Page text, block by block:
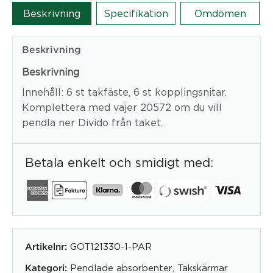
Beskrivning Specifikation Omdömen
Beskrivning
Beskrivning
Innehåll: 6 st takfäste, 6 st kopplingsnitar.
Komplettera med vajer 20572 om du vill
pendla ner Divido från taket.
Betala enkelt och smidigt med:
Artikelnr: GOT121330-1-PAR
Kategori: Pendlade absorbenter Takskärmar